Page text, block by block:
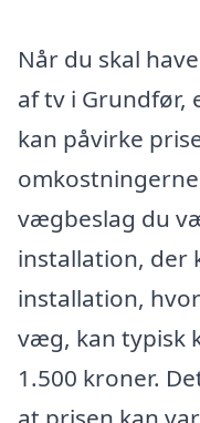
Når du skal
af tv i Grundfør,
kan påvirke
vægbeslag du
installation, der
installation,
væg, kan typisk
1.500 kroner.